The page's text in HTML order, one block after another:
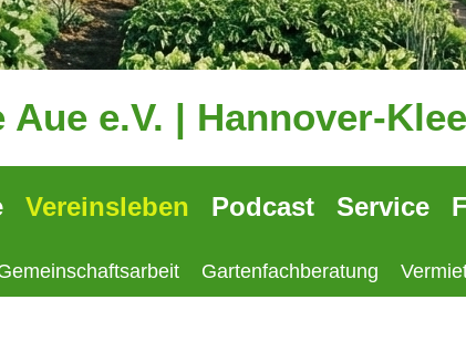
e.V. | Hannover-
Vereinsleben Podcast Service
Gartenfachberatung